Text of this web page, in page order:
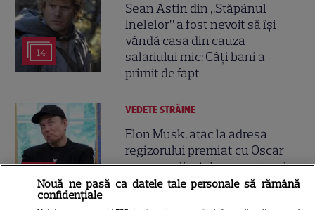
14
Sean Astin din „Stăpânul
Inelelor” a fost nevoit să își
vândă casa din cauza
salariului mic: Câți bani a
primit de fapt
14
VEDETE STRĂINE
Elon Musk, atac la adresa
regizorului premiat cu Oscar
care a realizat documentarul
despre viața sa. Filmul are 232
Nouă ne pasă ca datele tale personale să rămână
confidențiale